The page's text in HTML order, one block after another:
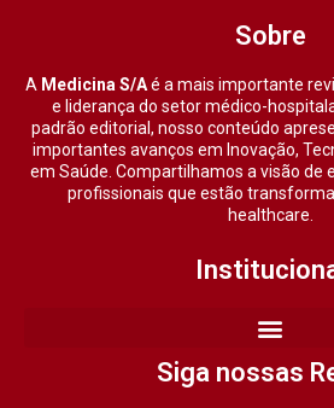
Sobre
A Medicina S/Aé a mais importante
e liderança do setor médico-
padrão editorial, nosso conteúdo
importantes avanços em Inovação,
em Saúde. Compartilhamos a visão de
profissionais que estão
healthcare.
Siga nossas